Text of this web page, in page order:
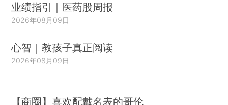
业绩指引｜医药股周报
2026年08月09日
心智｜教孩子真正阅读
2026年08月09日
【商圈】喜欢配戴名表的哥伦